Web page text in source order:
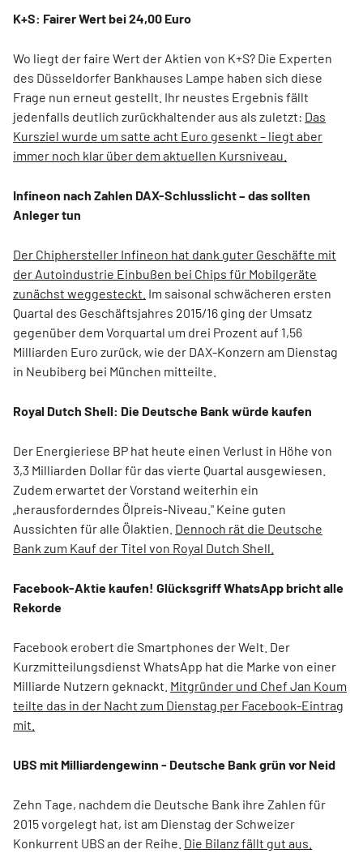
K+S: Fairer Wert bei 24,00 Euro
Wo liegt der faire Wert der Aktien von K+S? Die Experten
des Düsseldorfer Bankhauses Lampe haben sich diese
Frage nun erneut gestellt. Ihr neustes Ergebnis fällt
jedenfalls deutlich zurückhaltender aus als zuletzt: Das
Kursziel wurde um satte acht Euro gesenkt – liegt aber
immer noch klar über dem aktuellen Kursniveau.
Infineon nach Zahlen DAX-Schlusslicht – das sollten
Anleger tun
Der Chiphersteller Infineon hat dank guter Geschäfte mit
der Autoindustrie Einbußen bei Chips für Mobilgeräte
zunächst weggesteckt. Im saisonal schwächeren ersten
Quartal des Geschäftsjahres 2015/16 ging der Umsatz
gegenüber dem Vorquartal um drei Prozent auf 1,56
Milliarden Euro zurück, wie der DAX-Konzern am Dienstag
in Neubiberg bei München mitteilte.
Royal Dutch Shell: Die Deutsche Bank würde kaufen
Der Energieriese BP hat heute einen Verlust in Höhe von
3,3 Milliarden Dollar für das vierte Quartal ausgewiesen.
Zudem erwartet der Vorstand weiterhin ein
„herausforderndes Ölpreis-Niveau." Keine guten
Aussichten für alle Ölaktien. Dennoch rät die Deutsche
Bank zum Kauf der Titel von Royal Dutch Shell.
Facebook-Aktie kaufen! Glücksgriff WhatsApp bricht alle
Rekorde
Facebook erobert die Smartphones der Welt. Der
Kurzmitteilungsdienst WhatsApp hat die Marke von einer
Milliarde Nutzern geknackt. Mitgründer und Chef Jan Koum
teilte das in der Nacht zum Dienstag per Facebook-Eintrag
mit.
UBS mit Milliardengewinn - Deutsche Bank grün vor Neid
Zehn Tage, nachdem die Deutsche Bank ihre Zahlen für
2015 vorgelegt hat, ist am Dienstag der Schweizer
Konkurrent UBS an der Reihe. Die Bilanz fällt gut aus.